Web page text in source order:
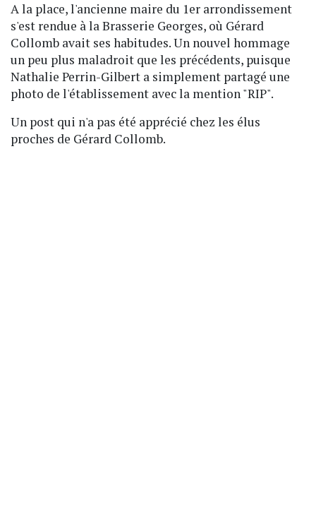
A la place, l'ancienne maire du 1er arrondissement
s'est rendue à la Brasserie Georges, où Gérard
Collomb avait ses habitudes. Un nouvel hommage
un peu plus maladroit que les précédents, puisque
Nathalie Perrin-Gilbert a simplement partagé une
photo de l'établissement avec la mention "RIP".
Un post qui n'a pas été apprécié chez les élus
proches de Gérard Collomb.